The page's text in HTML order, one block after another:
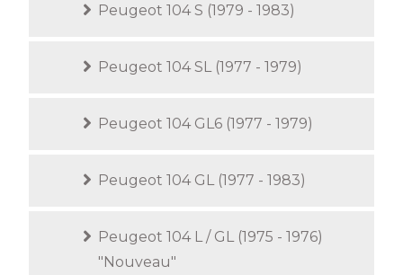
Peugeot 104 S (1979 - 1983)
Peugeot 104 SL (1977 - 1979)
Peugeot 104 GL6 (1977 - 1979)
Peugeot 104 GL (1977 - 1983)
Peugeot 104 L / GL (1975 - 1976)
"Nouveau"